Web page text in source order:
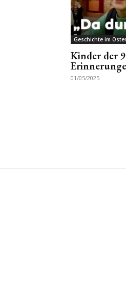
Geschichte im
Kinder der
01/05/2025